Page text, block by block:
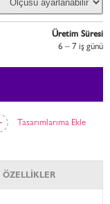
Tasarımlarıma Ekle
Üretim Süresi
6 – 7 i̇ş günü
ÖZELLİKLER